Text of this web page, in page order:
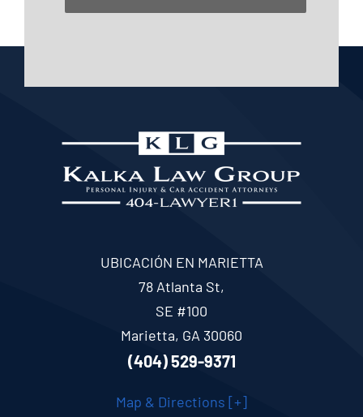
UBICACIÓN EN MARIETTA
78 Atlanta St,
SE #100
Marietta, GA 30060
(404) 529-9371
Map & Directions [+]